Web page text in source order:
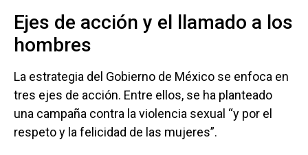
Ejes de acción y el llamado a los
hombres
La estrategia del Gobierno de México se enfoca en
tres ejes de acción. Entre ellos, se ha planteado
una campaña contra la violencia sexual “y por el
respeto y la felicidad de las mujeres”.